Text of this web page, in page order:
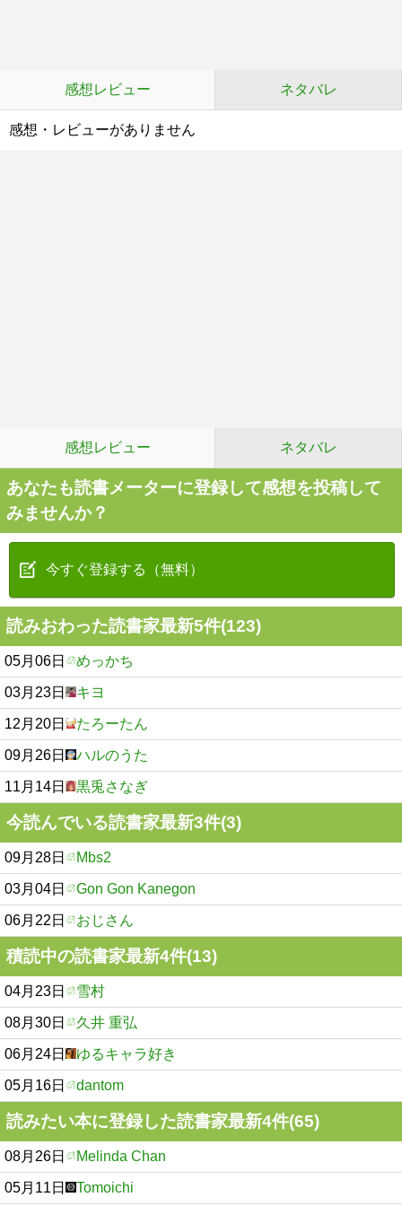
感想レビュー ネタバレ
感想・レビューがありません
感想レビュー ネタバレ
あなたも読書メーターに登録して感想を投稿して
みませんか？
今すぐ登録する（無料）
読みおわった読書家最新5件(123)
05月06日 めっかち
03月23日 キヨ
12月20日 たろーたん
09月26日 ハルのうた
11月14日 黒兎さなぎ
今読んでいる読書家最新3件(3)
09月28日 Mbs2
03月04日 Gon Gon Kanegon
06月22日 おじさん
積読中の読書家最新4件(13)
04月23日 雪村
08月30日 久井 重弘
06月24日 ゆるキャラ好き
05月16日 dantom
読みたい本に登録した読書家最新4件(65)
08月26日 Melinda Chan
05月11日 Tomoichi